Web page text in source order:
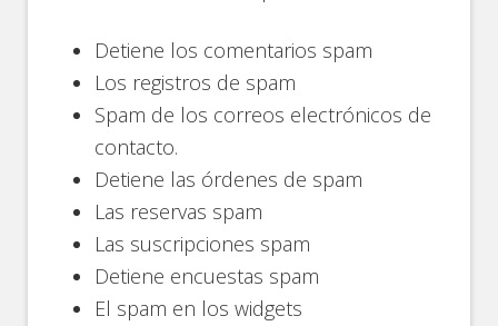
Detiene los comentarios spam
Los registros de spam
Spam de los correos electrónicos de
contacto.
Detiene las órdenes de spam
Las reservas spam
Las suscripciones spam
Detiene encuestas spam
El spam en los widgets